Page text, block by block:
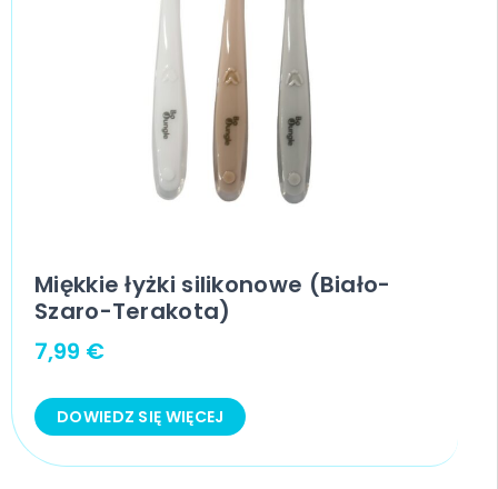
Miękkie łyżki silikonowe (Biało-
Szaro-Terakota)
7,99 €
DOWIEDZ SIĘ WIĘCEJ